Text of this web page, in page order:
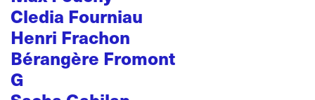
Cledia Fourniau
Henri Frachon
Bérangère Fromont
G